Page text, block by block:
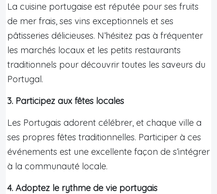
La cuisine portugaise est réputée pour ses fruits
de mer frais, ses vins exceptionnels et ses
pâtisseries délicieuses. N’hésitez pas à fréquenter
les marchés locaux et les petits restaurants
traditionnels pour découvrir toutes les saveurs du
Portugal.
3. Participez aux fêtes locales
Les Portugais adorent célébrer, et chaque ville a
ses propres fêtes traditionnelles. Participer à ces
événements est une excellente façon de s’intégrer
à la communauté locale.
4. Adoptez le rythme de vie portugais